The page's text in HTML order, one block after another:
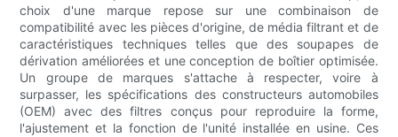
choix d'une marque repose sur une combinaison de
compatibilité avec les pièces d'origine, de média filtrant et de
caractéristiques techniques telles que des soupapes de
dérivation améliorées et une conception de boîtier optimisée.
Un groupe de marques s'attache à respecter, voire à
surpasser, les spécifications des constructeurs automobiles
(OEM) avec des filtres conçus pour reproduire la forme,
l'ajustement et la fonction de l'unité installée en usine. Ces